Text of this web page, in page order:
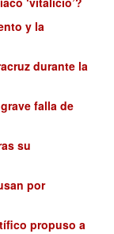
y la
durante la
falla de
su
por
propuso a